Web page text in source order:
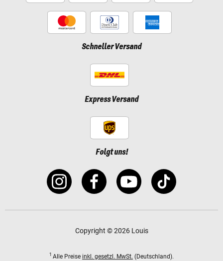
Schneller Versand
Express Versand
Folgt uns!
Copyright © 2026 Louis
1 Alle Preise inkl. gesetzl. MwSt. (Deutschland).